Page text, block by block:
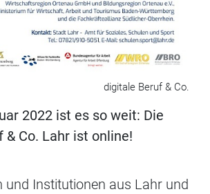
digitale Beruf & Co.
2022 ist es so weit: Die
& Co. Lahr ist online!
und Institutionen aus Lahr und